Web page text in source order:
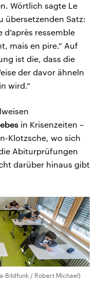
Wörtlich sagte Le
übersetzenden Satz:
d’après ressemble
mais en pire.“ Auf
ist die, dass die
der davor ähneln
wird.“
in Krisenzeiten –
Klotzsche, wo sich
Abiturprüfungen
darüber hinaus gibt
Bildfunk / Robert Michael)